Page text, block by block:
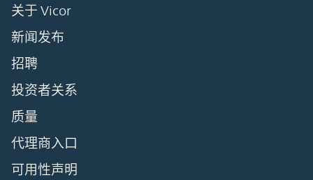
关于 Vicor
新闻发布
招聘
投资者关系
质量
代理商入口
可用性声明